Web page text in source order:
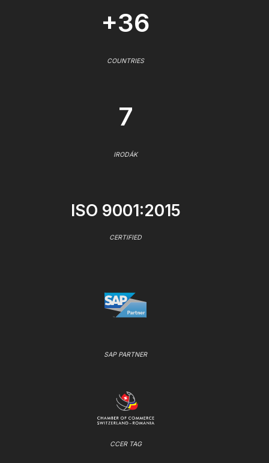
+36
COUNTRIES
7
IRODÁK
ISO 9001:2015
CERTIFIED
SAP PARTNER
CCER TAG